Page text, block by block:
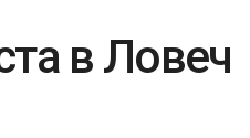
в Ловеч